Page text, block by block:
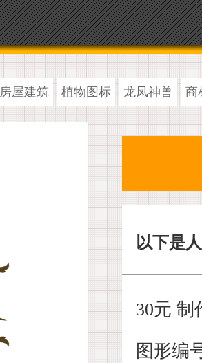
房屋建筑 植物图标 龙凤神兽 商
以下是
30元 制
图形编